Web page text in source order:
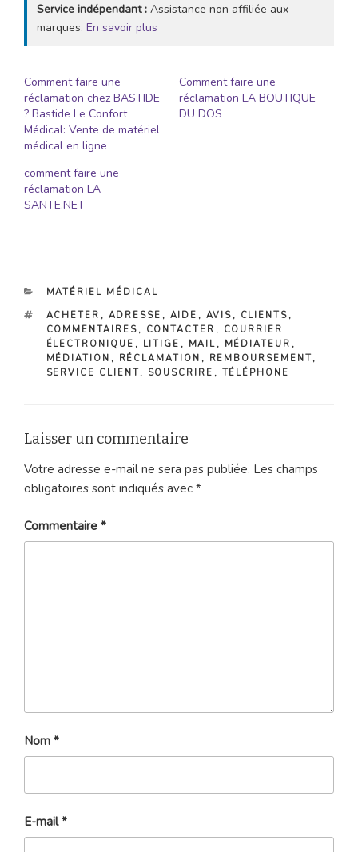
Service indépendant : Assistance non affiliée aux
marques. En savoir plus
Comment faire une
réclamation chez BASTIDE
? Bastide Le Confort
Médical: Vente de matériel
médical en ligne
Comment faire une
réclamation LA BOUTIQUE
DU DOS
comment faire une
réclamation LA
SANTE.NET
CATÉGORIES
MATÉRIEL MÉDICAL
ÉTIQUETTES
ACHETER , ADRESSE , AIDE , AVIS , CLIENTS ,
COMMENTAIRES , CONTACTER , COURRIER
ÉLECTRONIQUE , LITIGE , MAIL , MÉDIATEUR ,
MÉDIATION , RÉCLAMATION , REMBOURSEMENT,
SERVICE CLIENT, SOUSCRIRE , TÉLÉPHONE
Laisser un commentaire
Votre adresse e-mail ne sera pas publiée. Les champs
obligatoires sont indiqués avec *
Commentaire *
Nom *
E-mail*